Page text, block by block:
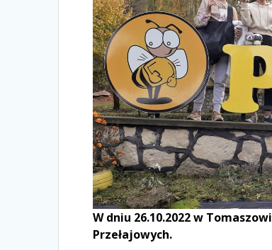
W dniu 26.10.2022 w
Przełajowych.